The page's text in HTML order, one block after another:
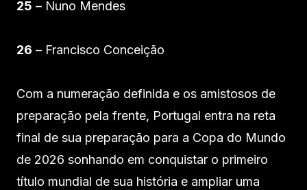
25 – Nuno Mendes
26 – Francisco Conceição
Com a numeração definida e os amistosos de
preparação pela frente, Portugal entra na reta
final de sua preparação para a Copa do Mundo
de 2026 sonhando em conquistar o primeiro
título mundial de sua história e ampliar uma